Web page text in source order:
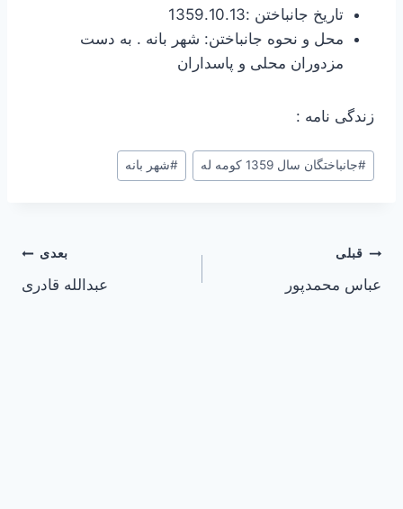
تاریخ جانباختن :1359.10.13
محل و نحوه جانباختن: شهر بانه . به دست
مزدوران محلی و پاسداران
زندگی نامه :
#جانباختگان سال 1359 کومه له #شهر بانه
راهبری
نوشته
قبلی
عباس محمدپور
بعدی
عبدالله قادری